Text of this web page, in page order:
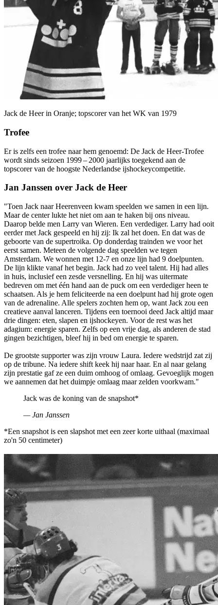
Jack de Heer in Oranje; topscorer van het WK van 1979
Trofee
Er is zelfs een trofee naar hem genoemd: De Jack de Heer-Trofee
wordt sinds seizoen 1999 – 2000 jaarlijks toegekend aan de
topscorer van de hoogste Nederlandse ijshockeycompetitie.
Jan Janssen over Jack de Heer
"Toen Jack naar Heerenveen kwam speelden we samen in een lijn.
Maar de center lukte het niet om aan te haken bij ons niveau.
Daarop belde men Larry van Wieren. Een verdediger. Larry had ooit
eerder met Jack gespeeld en hij zij: Ik zal het doen. En dat was de
geboorte van de supertroika. Op donderdag trainden we voor het
eerst samen. Meteen de volgende dag speelden we tegen
Amsterdam. We wonnen met 12-7 en onze lijn had 9 doelpunten.
De lijn klikte vanaf het begin. Jack had zo veel talent. Hij had alles
in huis, inclusief een zesde versnelling. En hij was uitermate
bedreven om met één hand aan de puck om een verdediger heen te
schaatsen. Als je hem feliciteerde na een doelpunt had hij grote ogen
van de adrenaline. Alle spelers zochten hem op, want Jack zou een
creatieve aanval lanceren. Tijdens een toernooi deed Jack altijd maar
drie dingen: eten, slapen en ijshockeyen. Voor de rest was het
adagium: energie sparen. Zelfs op een vrije dag, als anderen de stad
gingen bezichtigen, bleef hij in bed om energie te sparen.
De grootste supporter was zijn vrouw Laura. Iedere wedstrijd zat zij
op de tribune. Na iedere shift keek hij naar haar. En al naar gelang
zijn prestatie gaf ze een duim omhoog of omlaag. Gevoeglijk mogen
we aannemen dat het duimpje omlaag maar zelden voorkwam."
Jack was de koning van de snapshot*
— Jan Janssen
*Een snapshot is een slapshot met een zeer korte uithaal (maximaal
zo'n 50 centimeter)